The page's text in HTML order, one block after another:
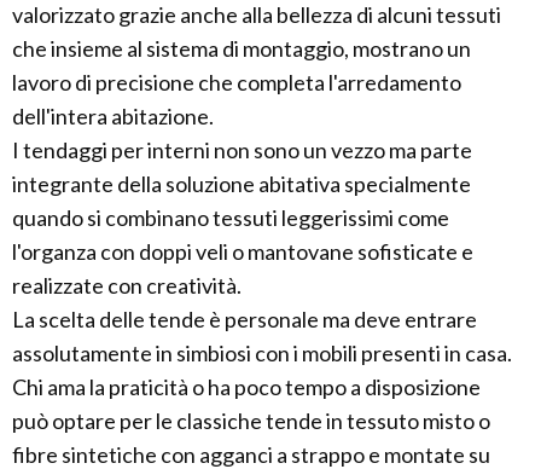
valorizzato grazie anche alla bellezza di alcuni tessuti
che insieme al sistema di montaggio, mostrano un
lavoro di precisione che completa l'arredamento
dell'intera abitazione.
I tendaggi per interni non sono un vezzo ma parte
integrante della soluzione abitativa specialmente
quando si combinano tessuti leggerissimi come
l'organza con doppi veli o mantovane sofisticate e
realizzate con creatività.
La scelta delle tende è personale ma deve entrare
assolutamente in simbiosi con i mobili presenti in casa.
Chi ama la praticità o ha poco tempo a disposizione
può optare per le classiche tende in tessuto misto o
fibre sintetiche con agganci a strappo e montate su